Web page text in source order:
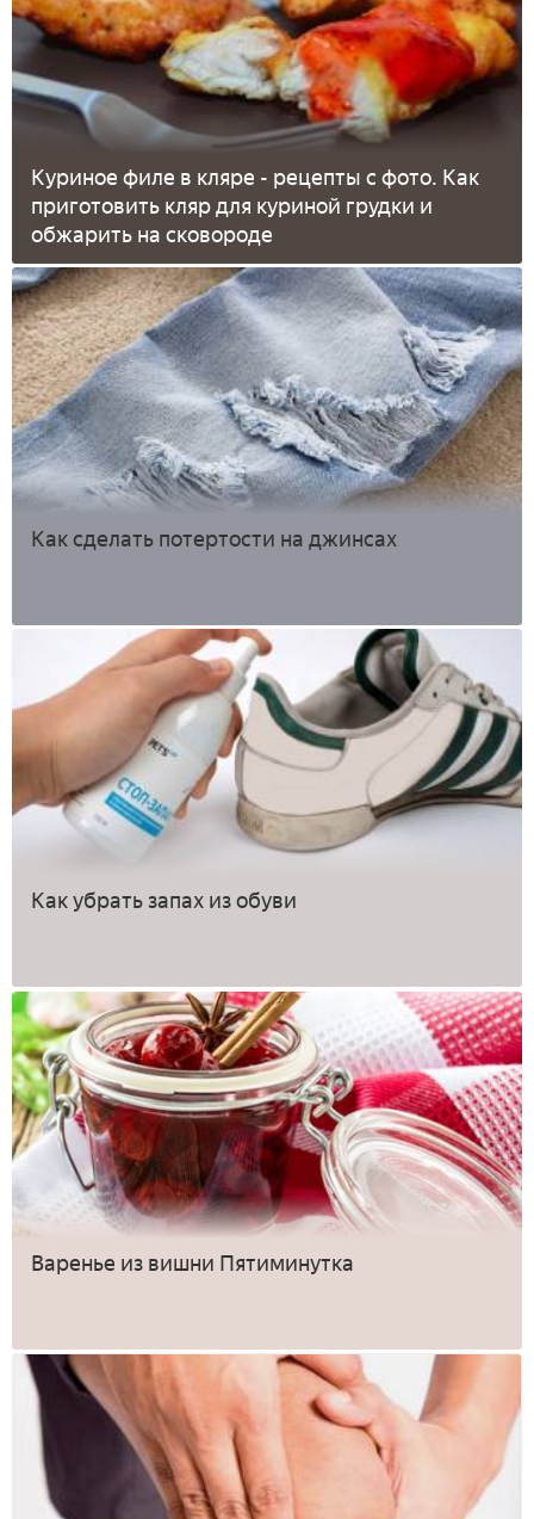
Куриное филе в кляре - рецепты с фото. Как
приготовить кляр для куриной грудки и
обжарить на сковороде
Как сделать потертости на джинсах
Как убрать запах из обуви
Варенье из вишни Пятиминутка